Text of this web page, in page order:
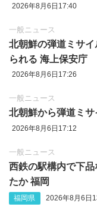
2026年8月6日17:40
一般ニュース
北朝鮮の弾道ミサ
られる 海上保安庁
2026年8月6日17:26
一般ニュース
北朝鮮から弾道ミ
2026年8月6日17:12
一般ニュース
西鉄の駅構内で下
たか 福岡
福岡県 2026年8月6日